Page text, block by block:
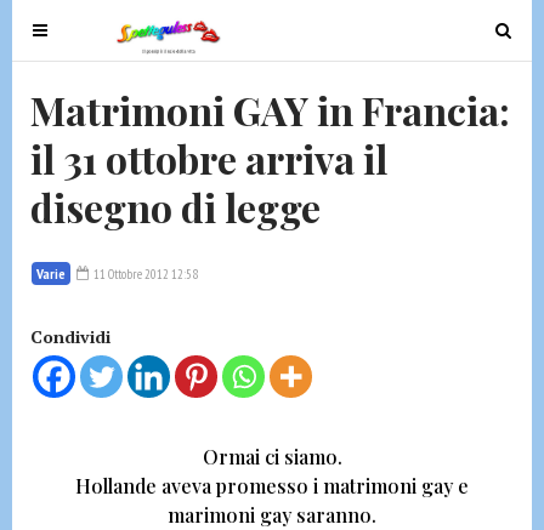
T
o
g
l
e
n
v
i
a
t
T
o
g
Matrimoni GAY in Francia:
il 31 ottobre arriva il
disegno di legge
Varie 11 Ottobre 2012 12:58
Condividi
Ormai ci siamo.
Hollande aveva promesso i matrimoni gay e
marimoni gay saranno.